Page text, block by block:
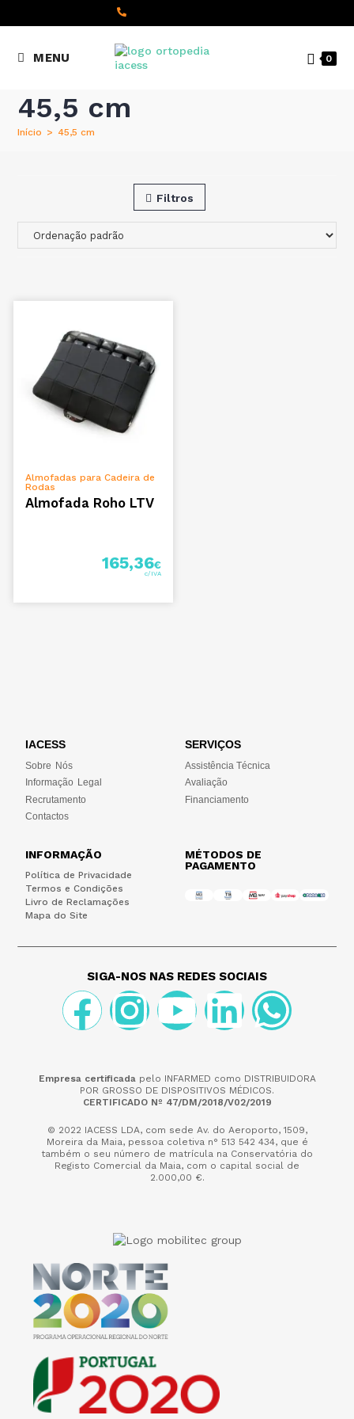
Chamada para a rede fixa
MENU 0
45,5 cm
Início > 45,5 cm
Filtros
ADICIONAR
Almofadas para Cadeira de
Rodas
Almofada Roho LTV
165,36€
IACESS
Sobre Nós
Informação Legal
Recrutamento
Contactos
SERVIÇOS
Assistência Técnica
Avaliação
Financiamento
INFORMAÇÃO
Política de Privacidade
Termos e Condições
Livro de Reclamações
Mapa do Site
MÉTODOS DE
PAGAMENTO
SIGA-NOS NAS REDES SOCIAIS
Empresa certificadapelo INFARMED como DISTRIBUIDORA
POR GROSSO DE DISPOSITIVOS MÉDICOS.
CERTIFICADO Nº 47/DM/2018/V02/2019
© 2022 IACESS LDA, com sede Av. do Aeroporto, 1509,
Moreira da Maia, pessoa coletiva n° 513 542 434, que é
também o seu número de matrícula na Conservatória do
Registo Comercial da Maia, com o capital social de
2.000,00 €.